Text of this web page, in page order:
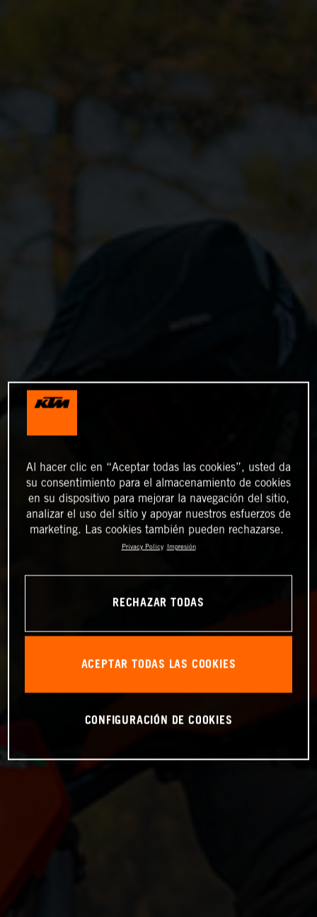
Al hacer clic en “Aceptar todas las cookies”, usted da
su consentimiento para el almacenamiento de cookies
en su dispositivo para mejorar la navegación del sitio,
analizar el uso del sitio y apoyar nuestros esfuerzos de
marketing. Las cookies también pueden rechazarse.
Privacy Policy Impresión
RECHAZAR TODAS
ACEPTAR TODAS LAS COOKIES
CONFIGURACIÓN DE COOKIES